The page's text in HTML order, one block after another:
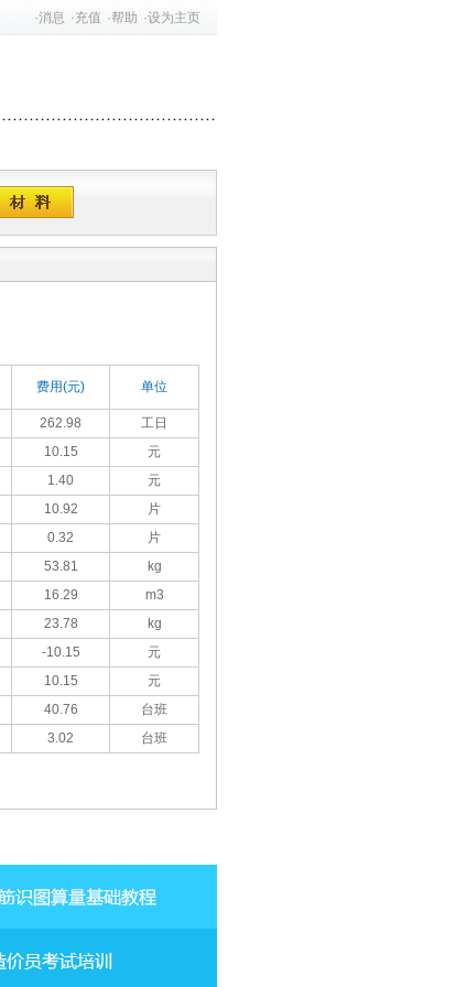
·消息 ·充值 ·帮助 ·设为主页
费用(元) 单位
262.98 工日
10.15
元
1.40
元
10.92
片
0.32
片
53.81
kg
16.29
m3
23.78
kg
-10.15 元
10.15
元
40.76
台班
3.02 台班